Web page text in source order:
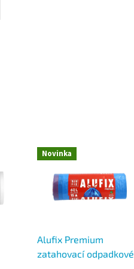
Novinka
Alufix Premium
zatahovací odpadkové